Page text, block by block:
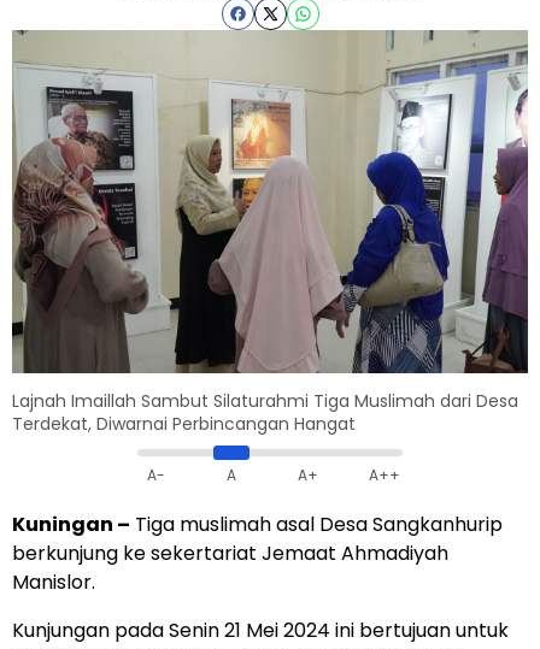
Lajnah Imaillah Sambut Silaturahmi Tiga Muslimah dari Desa
Terdekat, Diwarnai Perbincangan Hangat
A- A A+ A++
Kuningan – Tiga muslimah asal Desa Sangkanhurip
berkunjung ke sekertariat Jemaat Ahmadiyah
Manislor.
Kunjungan pada Senin 21 Mei 2024 ini bertujuan untuk